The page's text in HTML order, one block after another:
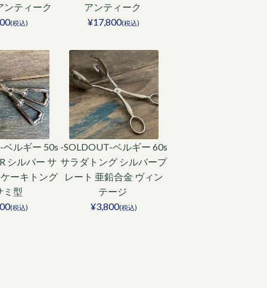
ンティーク
(税込)
アンティーク
¥17,800(税込)
ルギー 50s
シルバー サ
ーキトング
ミ型
(税込)
-SOLDOUT-ベルギー 60s
サラダトング シルバープ
レート 亜鉛合金 ヴィン
テージ
¥3,800(税込)